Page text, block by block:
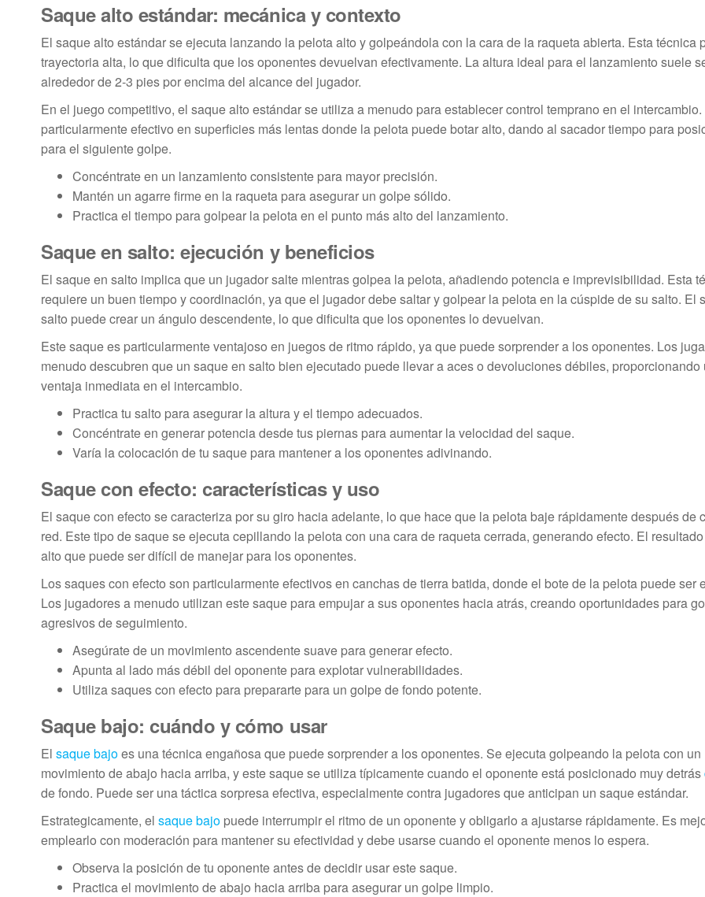
Saque alto estándar: mecánica y contexto
El saque alto estándar se ejecuta lanzando la pelota alto y golpeándola con la cara de la raqueta abierta. Esta técnica
trayectoria alta, lo que dificulta que los oponentes devuelvan efectivamente. La altura ideal para el lanzamiento suele
alrededor de 2-3 pies por encima del alcance del jugador.
En el juego competitivo, el saque alto estándar se utiliza a menudo para establecer control temprano en el
particularmente efectivo en superficies más lentas donde la pelota puede botar alto, dando al sacador tiempo para
para el siguiente golpe.
Concéntrate en un lanzamiento consistente para mayor precisión.
Mantén un agarre firme en la raqueta para asegurar un golpe sólido.
Practica el tiempo para golpear la pelota en el punto más alto del lanzamiento.
Saque en salto: ejecución y beneficios
El saque en salto implica que un jugador salte mientras golpea la pelota, añadiendo potencia e imprevisibilidad. Esta
requiere un buen tiempo y coordinación, ya que el jugador debe saltar y golpear la pelota en la cúspide de su salto. El
salto puede crear un ángulo descendente, lo que dificulta que los oponentes lo devuelvan.
Este saque es particularmente ventajoso en juegos de ritmo rápido, ya que puede sorprender a los oponentes. Los
menudo descubren que un saque en salto bien ejecutado puede llevar a aces o devoluciones débiles, proporcionando
ventaja inmediata en el intercambio.
Practica tu salto para asegurar la altura y el tiempo adecuados.
Concéntrate en generar potencia desde tus piernas para aumentar la velocidad del saque.
Varía la colocación de tu saque para mantener a los oponentes adivinando.
Saque con efecto: características y uso
El saque con efecto se caracteriza por su giro hacia adelante, lo que hace que la pelota baje rápidamente después de
red. Este tipo de saque se ejecuta cepillando la pelota con una cara de raqueta cerrada, generando efecto. El
alto que puede ser difícil de manejar para los oponentes.
Los saques con efecto son particularmente efectivos en canchas de tierra batida, donde el bote de la pelota puede ser
Los jugadores a menudo utilizan este saque para empujar a sus oponentes hacia atrás, creando oportunidades para
agresivos de seguimiento.
Asegúrate de un movimiento ascendente suave para generar efecto.
Apunta al lado más débil del oponente para explotar vulnerabilidades.
Utiliza saques con efecto para prepararte para un golpe de fondo potente.
Saque bajo: cuándo y cómo usar
El saque bajoes una técnica engañosa que puede sorprender a los oponentes. Se ejecuta golpeando la pelota con un
movimiento de abajo hacia arriba, y este saque se utiliza típicamente cuando el oponente está posicionado muy detrás
de fondo. Puede ser una táctica sorpresa efectiva, especialmente contra jugadores que anticipan un saque estándar.
Estrategicamente, el saque bajo puede interrumpir el ritmo de un oponente y obligarlo a ajustarse rápidamente. Es
emplearlo con moderación para mantener su efectividad y debe usarse cuando el oponente menos lo espera.
Observa la posición de tu oponente antes de decidir usar este saque.
Practica el movimiento de abajo hacia arriba para asegurar un golpe limpio.